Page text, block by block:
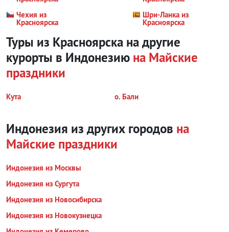
Чехия из
Красноярска
Шри-Ланка из
Красноярска
Туры из Красноярска на другие
курорты в Индонезию на Майские
праздники
Кута о. Бали
Индонезия из других городов на
Майские праздники
Индонезия из Москвы
Индонезия из Сургута
Индонезия из Новосибирска
Индонезия из Новокузнецка